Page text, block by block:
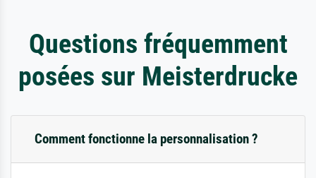
Questions fréquemment
posées sur Meisterdrucke
Comment fonctionne la personnalisation ?